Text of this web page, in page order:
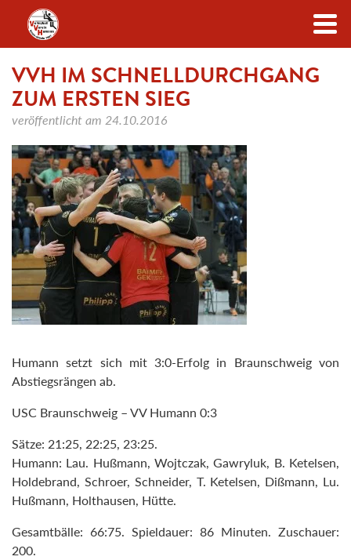
Zum Inhalt
VVH IM SCHNELLDURCHGANG
ZUM ERSTEN SIEG
veröffentlicht am 24.10.2016
Humann setzt sich mit 3:0-Erfolg in Braunschweig von
Abstiegsrängen ab.
USC Braunschweig – VV Humann 0:3
Sätze: 21:25, 22:25, 23:25.
Humann: Lau. Hußmann, Wojtczak, Gawryluk, B. Ketelsen,
Holdebrand, Schroer, Schneider, T. Ketelsen, Dißmann, Lu.
Hußmann, Holthausen, Hütte.
Gesamtbälle: 66:75. Spieldauer: 86 Minuten. Zuschauer:
200.